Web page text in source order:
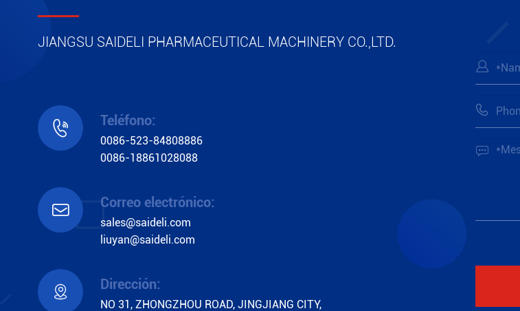
JIANGSU SAIDELI PHARMACEUTICAL MACHINERY CO.,LTD.
 Teléfono:
0086-523-84808886
0086-18861028088
 Correo electrónico:
sales@saideli.com
liuyan@saideli.com
 Dirección:
NO 31, ZHONGZHOU ROAD, JINGJIANG CITY,


